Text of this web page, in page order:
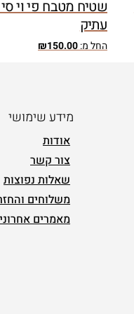
שטיח מטבח פי וי
עתיק
החל מ: ₪150.00
מידע שימושי
אודות
צור קשר
שאלות נפוצות
משלוחים
מאמרים